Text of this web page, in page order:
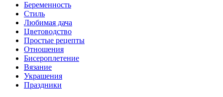
Беременность
Стиль
Любимая дача
Цветоводство
Простые рецепты
Отношения
Бисероплетение
Вязание
Украшения
Праздники